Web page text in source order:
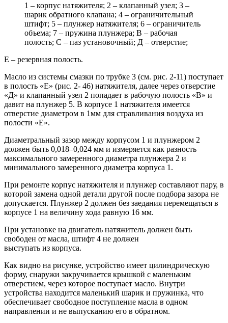
1 – корпус натяжителя; 2 – клапанный узел; 3 –
шарик обратного клапана; 4 – ограничительный
штифт; 5 – плунжер натяжителя; 6 – ограничитель
объема; 7 – пружина плунжера; В – рабочая
полость; С – паз установочный; Д – отверстие;
Е – резервная полость.
Масло из системы смазки по трубке 3 (см. рис. 2-11) поступает
в полость «Е» (рис. 2- 46) натяжителя, далее через отверстие
«Д» и клапанный узел 2 попадает в рабочую полость «В» и
давит на плунжер 5. В корпусе 1 натяжителя имеется
отверстие диаметром в 1мм для стравливания воздуха из
полости «Е».
Диаметральный зазор между корпусом 1 и плунжером 2
должен быть 0,018–0,024 мм и измеряется как разность
максимального замеренного диаметра плунжера 2 и
минимального замеренного диаметра корпуса 1.
При ремонте корпус натяжителя и плунжер составляют пару, в
которой замена одной детали другой после подбора зазора не
допускается. Плунжер 2 должен без заедания перемещаться в
корпусе 1 на величину хода равную 16 мм.
При установке на двигатель натяжитель должен быть
свободен от масла, штифт 4 не должен
выступать из корпуса.
Как видно на рисунке, устройство имеет цилиндрическую
форму, снаружи закручивается крышкой с маленьким
отверстием, через которое поступает масло. Внутри
устройства находится маленький шарик и пружинка, что
обеспечивает свободное поступление масла в одном
направлении и не выпусканию его в обратном.